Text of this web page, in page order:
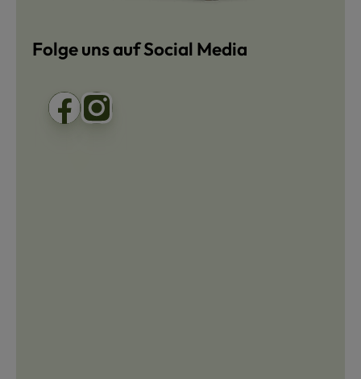
Folge uns auf Social Media